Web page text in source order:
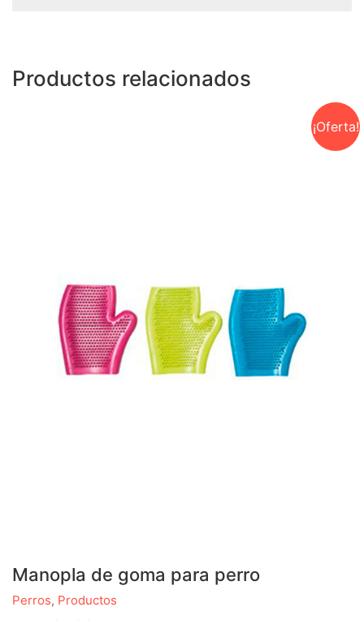
Productos relacionados
¡Oferta!
Manopla de goma para perro
Perros, Productos